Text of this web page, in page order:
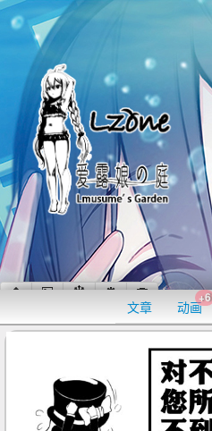
文章 动画
+6